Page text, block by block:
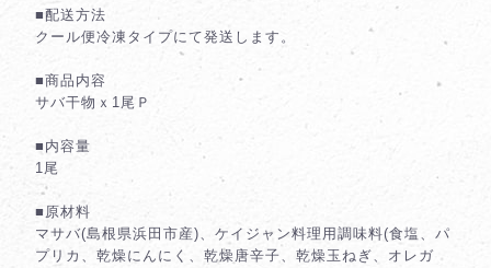
■配送方法
クール便冷凍タイプにて発送します。
■商品内容
サバ干物ｘ1尾Ｐ
■内容量
1尾
■原材料
マサバ(島根県浜田市産)、ケイジャン料理用調味料(食塩、パ
プリカ、乾燥にんにく、乾燥唐辛子、乾燥玉ねぎ、オレガ